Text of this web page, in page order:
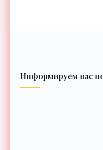
Информируем вас